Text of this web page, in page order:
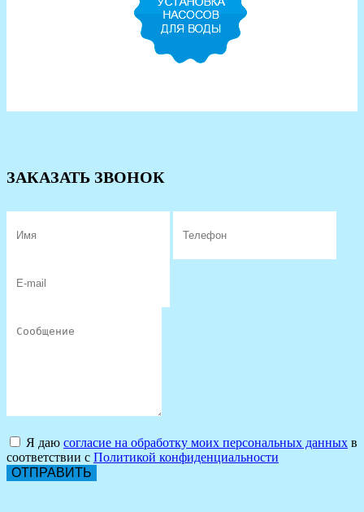
ЗАКАЗАТЬ ЗВОНОК
Я даю согласие на обработку моих персональных данных в
соответствии с Политикой конфиденциальности
ОТПРАВИТЬ